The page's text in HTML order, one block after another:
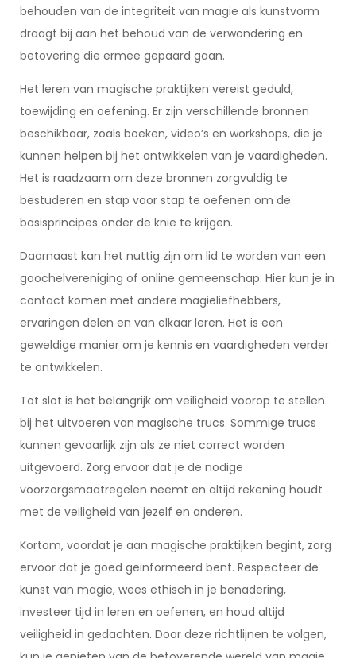
behouden van de integriteit van magie als kunstvorm
draagt bij aan het behoud van de verwondering en
betovering die ermee gepaard gaan.
Het leren van magische praktijken vereist geduld,
toewijding en oefening. Er zijn verschillende bronnen
beschikbaar, zoals boeken, video’s en workshops, die je
kunnen helpen bij het ontwikkelen van je vaardigheden.
Het is raadzaam om deze bronnen zorgvuldig te
bestuderen en stap voor stap te oefenen om de
basisprincipes onder de knie te krijgen.
Daarnaast kan het nuttig zijn om lid te worden van een
goochelvereniging of online gemeenschap. Hier kun je in
contact komen met andere magieliefhebbers,
ervaringen delen en van elkaar leren. Het is een
geweldige manier om je kennis en vaardigheden verder
te ontwikkelen.
Tot slot is het belangrijk om veiligheid voorop te stellen
bij het uitvoeren van magische trucs. Sommige trucs
kunnen gevaarlijk zijn als ze niet correct worden
uitgevoerd. Zorg ervoor dat je de nodige
voorzorgsmaatregelen neemt en altijd rekening houdt
met de veiligheid van jezelf en anderen.
Kortom, voordat je aan magische praktijken begint, zorg
ervoor dat je goed geïnformeerd bent. Respecteer de
kunst van magie, wees ethisch in je benadering,
investeer tijd in leren en oefenen, en houd altijd
veiligheid in gedachten. Door deze richtlijnen te volgen,